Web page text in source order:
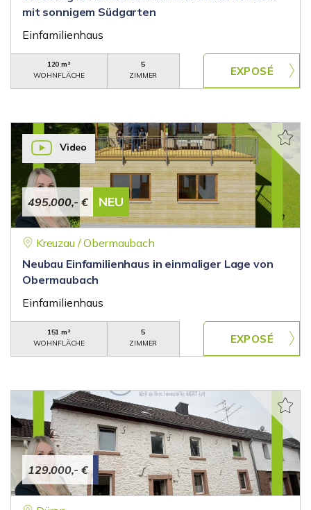
mit sonnigem Südgarten
Einfamilienhaus
120 m²
WOHNFLÄCHE
5
ZIMMER
495.000,- € NEU
Video
Kreuzau / Obermaubach
Neubau Einfamilienhaus in einmaliger Lage von
Obermaubach
Einfamilienhaus
151 m²
WOHNFLÄCHE
5
ZIMMER
129.000,- €